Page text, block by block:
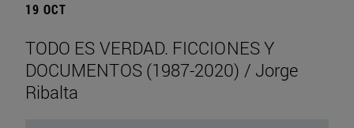
19 OCT
TODO ES VERDAD. FICCIONES Y
DOCUMENTOS (1987-2020) / Jorge
Ribalta